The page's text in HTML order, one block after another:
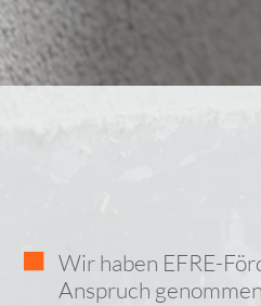
Wir haben EFRE-
Anspruch